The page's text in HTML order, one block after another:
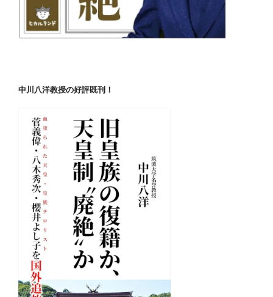
中川八洋教授の好評既刊！